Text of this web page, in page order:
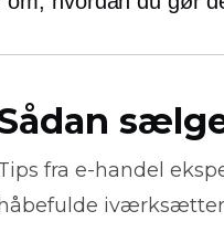
fra e-handel
håbefulde